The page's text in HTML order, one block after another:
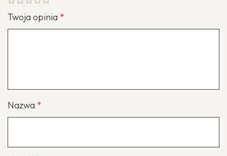
Twoja opinia *
Nazwa *